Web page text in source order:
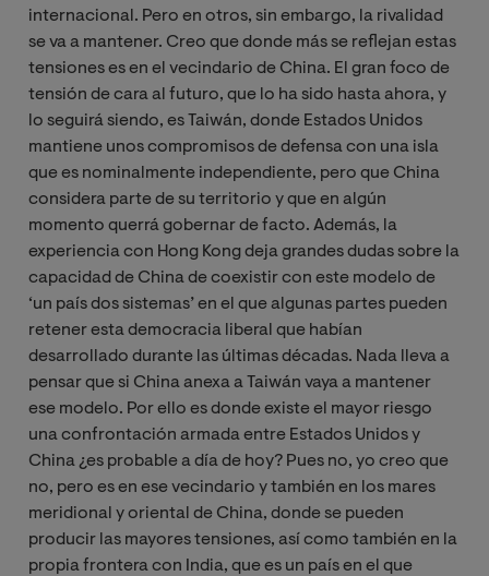
internacional. Pero en otros, sin embargo, la rivalidad
se va a mantener. Creo que donde más se reflejan estas
tensiones es en el vecindario de China. El gran foco de
tensión de cara al futuro, que lo ha sido hasta ahora, y
lo seguirá siendo, es Taiwán, donde Estados Unidos
mantiene unos compromisos de defensa con una isla
que es nominalmente independiente, pero que China
considera parte de su territorio y que en algún
momento querrá gobernar de facto. Además, la
experiencia con Hong Kong deja grandes dudas sobre la
capacidad de China de coexistir con este modelo de
‘un país dos sistemas’ en el que algunas partes pueden
retener esta democracia liberal que habían
desarrollado durante las últimas décadas. Nada lleva a
pensar que si China anexa a Taiwán vaya a mantener
ese modelo. Por ello es donde existe el mayor riesgo
una confrontación armada entre Estados Unidos y
China ¿es probable a día de hoy? Pues no, yo creo que
no, pero es en ese vecindario y también en los mares
meridional y oriental de China, donde se pueden
producir las mayores tensiones, así como también en la
propia frontera con India, que es un país en el que